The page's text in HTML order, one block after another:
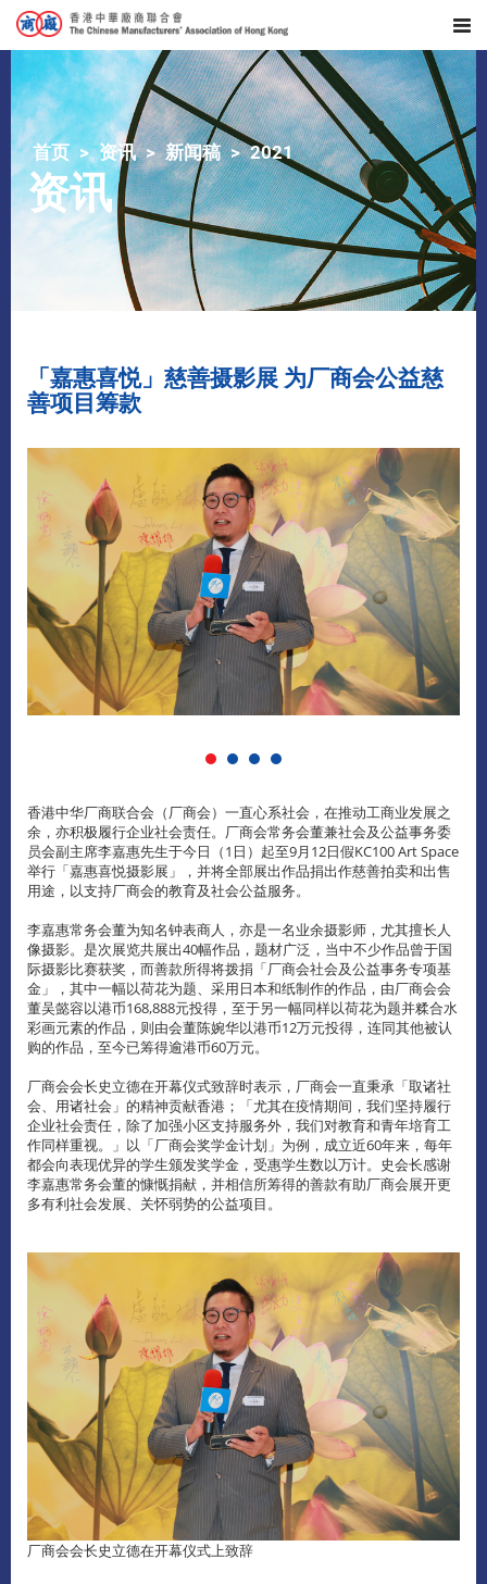
首页 资讯 新闻稿 2021
资讯
「嘉惠喜悦」慈善摄影展 为厂商会公益慈
善项目筹款
香港中华厂商联合会（厂商会）一直心系社会，在推动工商业发展之
余，亦积极履行企业社会责任。厂商会常务会董兼社会及公益事务委
员会副主席李嘉惠先生于今日（1日）起至9月12日假KC100 Art Space
举行「嘉惠喜悦摄影展」，并将全部展出作品捐出作慈善拍卖和出售
用途，以支持厂商会的教育及社会公益服务。
李嘉惠常务会董为知名钟表商人，亦是一名业余摄影师，尤其擅长人
像摄影。是次展览共展出40幅作品，题材广泛，当中不少作品曾于国
际摄影比赛获奖，而善款所得将拨捐「厂商会社会及公益事务专项基
金」，其中一幅以荷花为题、采用日本和纸制作的作品，由厂商会会
董吴懿容以港币168,888元投得，至于另一幅同样以荷花为题并糅合水
彩画元素的作品，则由会董陈婉华以港币12万元投得，连同其他被认
购的作品，至今已筹得逾港币60万元。
厂商会会长史立德在开幕仪式致辞时表示，厂商会一直秉承「取诸社
会、用诸社会」的精神贡献香港；「尤其在疫情期间，我们坚持履行
企业社会责任，除了加强小区支持服务外，我们对教育和青年培育工
作同样重视。」以「厂商会奖学金计划」为例，成立近60年来，每年
都会向表现优异的学生颁发奖学金，受惠学生数以万计。史会长感谢
李嘉惠常务会董的慷慨捐献，并相信所筹得的善款有助厂商会展开更
多有利社会发展、关怀弱势的公益项目。
厂商会会长史立德在开幕仪式上致辞